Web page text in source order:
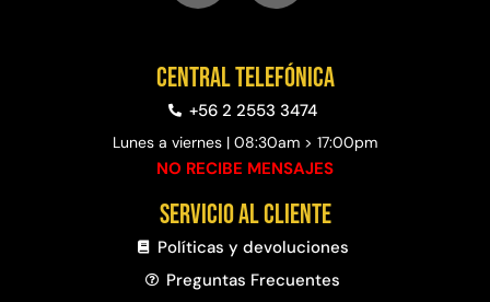
Central telefónica
+56 2 2553 3474
Lunes a viernes | 08:30am > 17:00pm
NO RECIBE MENSAJES
Servicio al cliente
Políticas y devoluciones
Preguntas Frecuentes​